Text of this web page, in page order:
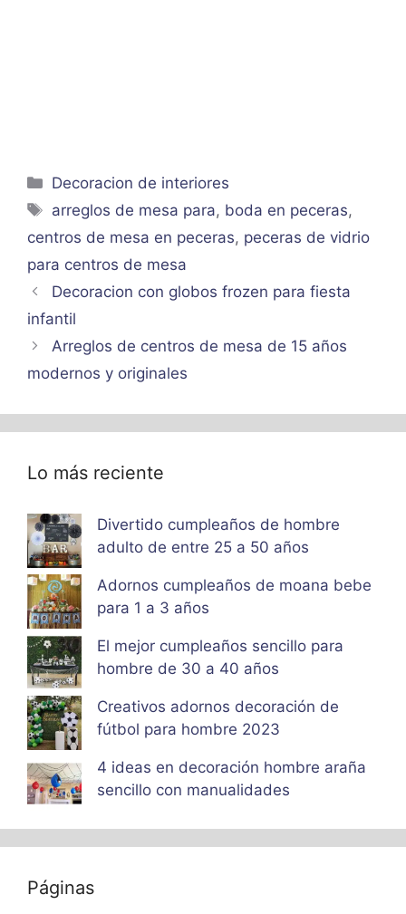
Categorías
Decoracion de interiores
Etiquetas
arreglos de mesa para, boda en peceras,
centros de mesa en peceras, peceras de vidrio
para centros de mesa
Decoracion con globos frozen para fiesta
infantil
Arreglos de centros de mesa de 15 años
modernos y originales
Lo más reciente
Divertido cumpleaños de hombre
adulto de entre 25 a 50 años
Adornos cumpleaños de moana bebe
para 1 a 3 años
El mejor cumpleaños sencillo para
hombre de 30 a 40 años
Creativos adornos decoración de
fútbol para hombre 2023
4 ideas en decoración hombre araña
sencillo con manualidades
Páginas